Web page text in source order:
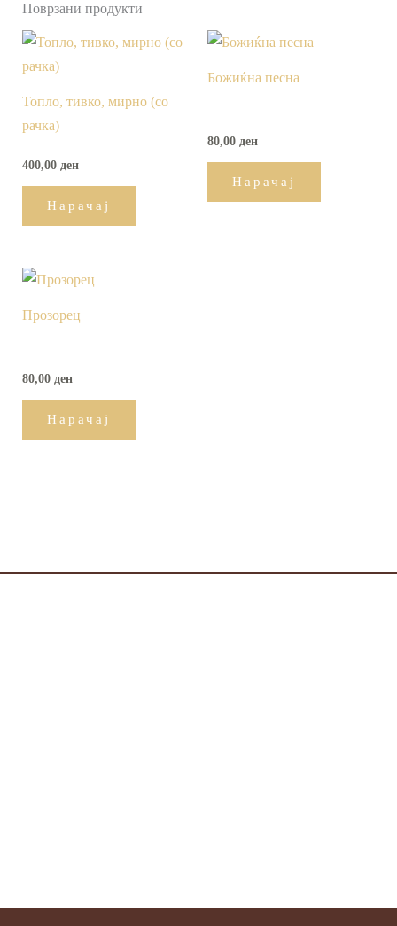
Поврзани продукти
Топло, тивко, мирно (со
рачка)
400,00 ден
Нарачај
Божиќна песна
80,00 ден
Нарачај
Прозорец
80,00 ден
Нарачај